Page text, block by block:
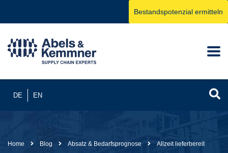
DE EN
Bestandspotenzial ermitteln
Home Blog Absatz & Bedarfsprognose Allzeit lieferbereit